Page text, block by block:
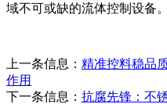
域不可或缺的流体控制设备。
上一条信息： 精准控料稳品
作用
下一条信息： 抗腐先锋：不